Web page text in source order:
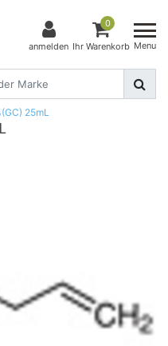
anmelden
0
Ihr Warenkorb Menu
25mL